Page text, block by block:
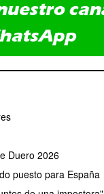
Duero 2026
puesto para España